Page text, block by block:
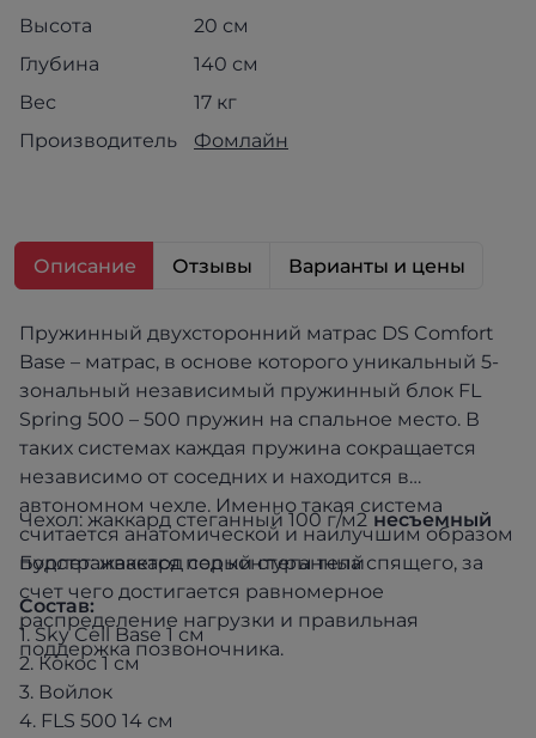
Высота
20 см
Глубина
140 см
Вес
17 кг
Производитель
Фомлайн
Описание Отзывы Варианты и цены
Пружинный двухсторонний матрас DS Comfort
Base – матрас, в основе которого уникальный 5-
зональный независимый пружинный блок FL
Spring 500 – 500 пружин на спальное место. В
таких системах каждая пружина сокращается
независимо от соседних и находится в
автономном чехле. Именно такая система
считается анатомической и наилучшим образом
подстраивается под контуры тела спящего, за
счет чего достигается равномерное
распределение нагрузки и правильная
поддержка позвоночника.
Чехол: жаккард стеганный 100 г/м2несъемный
Бурлет: жаккард серый стеганный
Состав:
1. Sky Cell Base 1 см
2. Кокос 1 см
3. Войлок
4. FLS 500 14 см